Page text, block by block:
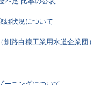
組状況について
路白糠工業用水道企業団）